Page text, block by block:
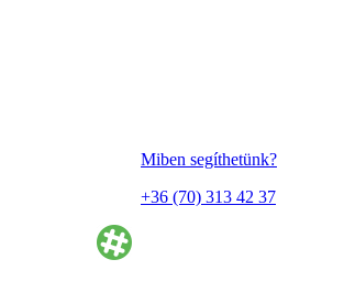
Miben segíthetünk?
+36 (70) 313 42 37